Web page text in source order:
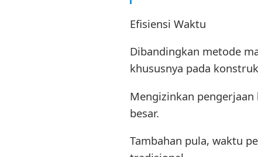
Efisiensi Waktu
Dibandingkan metode
khususnya pada
Mengizinkan
besar.
Tambahan pula, waktu